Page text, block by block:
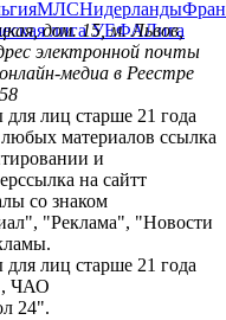
МЛСНидерланды
лига УЕФАЛига
дом. 15, м. Львов,
электронной почты
медиа в Реестре
лиц старше 21 года
материалов ссылка
и
на сайтт
со знаком
"Реклама", "Новости
лиц старше 21 года
, ЧАО
24".